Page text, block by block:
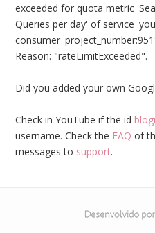
exceeded for quota metric
Queries per day' of service
consumer
Reason: "rateLimitExceeded".
Did you added your own
Check in YouTube if the id
username. Check the FAQ of
messages to support.